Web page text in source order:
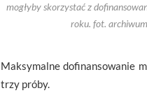
mogłyby skorzystać z
roku. fot. archiwum
Maksymalne dofinansowanie
trzy próby.